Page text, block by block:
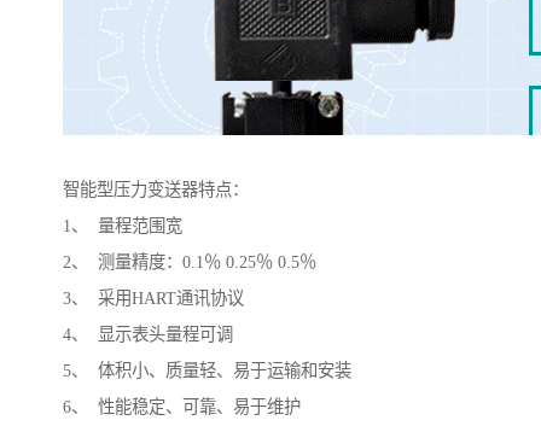
智能型压力变送器特点：
1、 量程范围宽
2、 测量精度：0.1％ 0.25％ 0.5％
3、 采用HART通讯协议
4、 显示表头量程可调
5、 体积小、质量轻、易于运输和安装
6、 性能稳定、可靠、易于维护